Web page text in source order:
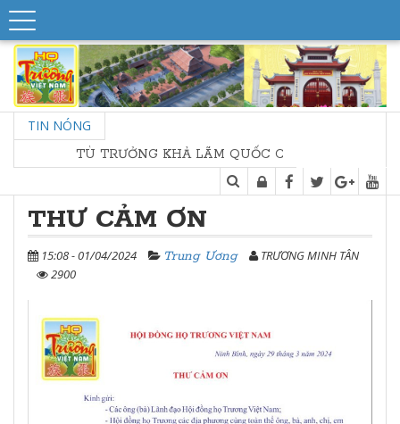
TIN NÓNG
TÙ TRƯỞNG KHẢ LÃM QUỐC CÔNG, SƠN LÂM
THƯ CẢM ƠN
15:08 - 01/04/2024 Trung Ương
TRƯƠNG MINH TÂN
2900